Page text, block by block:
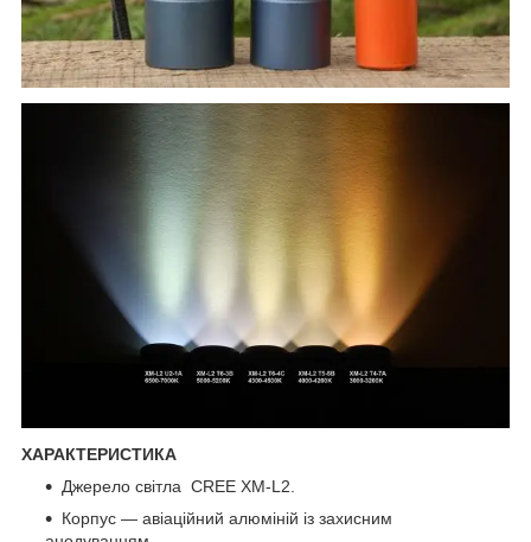
ХАРАКТЕРИСТИКА
Джерело світла CREE XM-L2.
Корпус — авіаційний алюміній із захисним